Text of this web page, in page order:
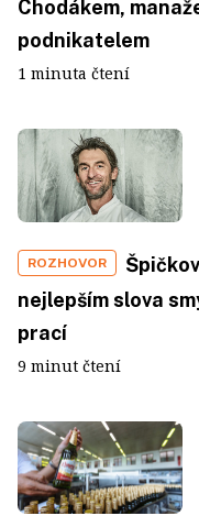
Chodákem,
podnikatelem
1 minuta čtení
ROZHOVOR
nejlepším slova
prací
9 minut čtení